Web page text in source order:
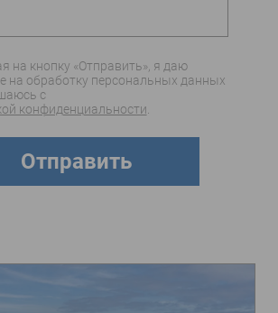
на кнопку «Отправить», я даю
на обработку персональных данных
c
конфиденциальности
Отправить